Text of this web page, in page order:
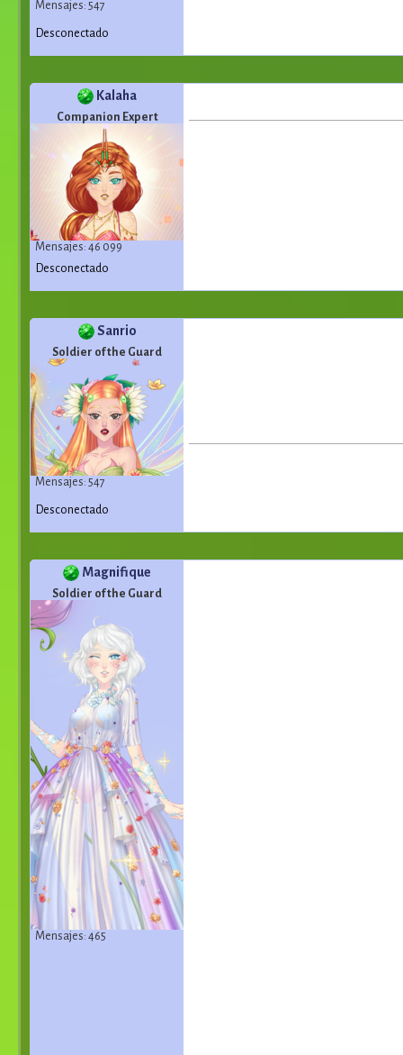
Mensajes: 547
Desconectado
Kalaha
Companion Expert
Mensajes: 46 099
Desconectado
Sanrio
Soldier of the Guard
Mensajes: 547
Desconectado
Magnifique
Soldier of the Guard
Mensajes: 465